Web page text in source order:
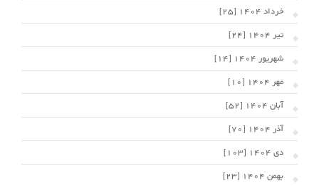
خرداد 1404 [25]
تیر 1404 [24]
شهریور 1404 [14]
مهر 1404 [10]
آبان 1404 [52]
آذر 1404 [70]
دی 1404 [103]
بهمن 1404 [23]